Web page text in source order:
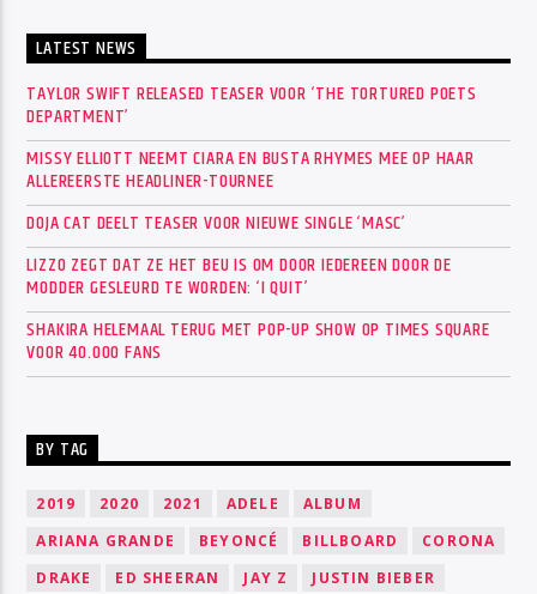
LATEST NEWS
TAYLOR SWIFT RELEASED TEASER VOOR ‘THE TORTURED POETS
DEPARTMENT’
MISSY ELLIOTT NEEMT CIARA EN BUSTA RHYMES MEE OP HAAR
ALLEREERSTE HEADLINER-TOURNEE
DOJA CAT DEELT TEASER VOOR NIEUWE SINGLE ‘MASC’
LIZZO ZEGT DAT ZE HET BEU IS OM DOOR IEDEREEN DOOR DE
MODDER GESLEURD TE WORDEN: ‘I QUIT’
SHAKIRA HELEMAAL TERUG MET POP-UP SHOW OP TIMES SQUARE
VOOR 40.000 FANS
BY TAG
2019 2020 2021 ADELE
ALBUM
ARIANA GRANDE
BEYONCÉ BILLBOARD
CORONA
DRAKE
ED SHEERAN JAY Z
JUSTIN BIEBER